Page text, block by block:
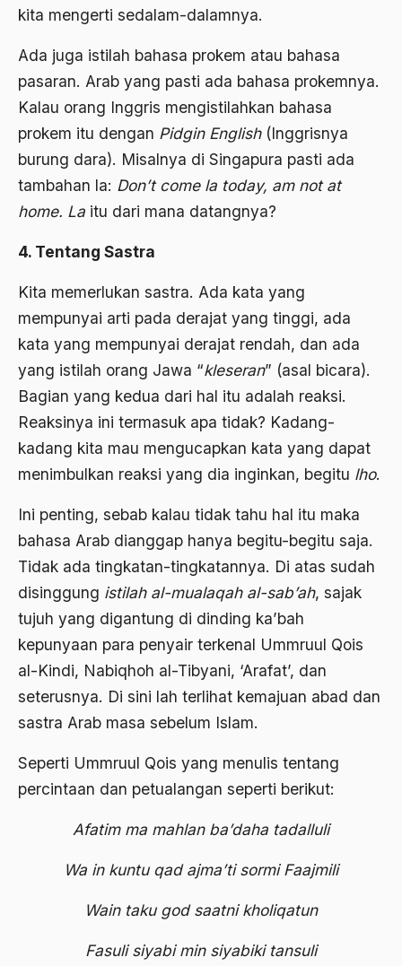
kita mengerti sedalam-dalamnya.
Ada juga istilah bahasa prokem atau bahasa
pasaran. Arab yang pasti ada bahasa prokemnya.
Kalau orang Inggris mengistilahkan bahasa
prokem itu dengan Pidgin English(Inggrisnya
burung dara). Misalnya di Singapura pasti ada
tambahan la: Don’t come la today, am not at
home. La itu dari mana datangnya?
4. Tentang Sastra
Kita memerlukan sastra. Ada kata yang
mempunyai arti pada derajat yang tinggi, ada
kata yang mempunyai derajat rendah, dan ada
yang istilah orang Jawa “kleseran” (asal bicara).
Bagian yang kedua dari hal itu adalah reaksi.
Reaksinya ini termasuk apa tidak? Kadang-
kadang kita mau mengucapkan kata yang dapat
menimbulkan reaksi yang dia inginkan, begitu lho.
Ini penting, sebab kalau tidak tahu hal itu maka
bahasa Arab dianggap hanya begitu-begitu saja.
Tidak ada tingkatan-tingkatannya. Di atas sudah
disinggung istilah al-mualaqah al-sab’ah, sajak
tujuh yang digantung di dinding ka’bah
kepunyaan para penyair terkenal Ummruul Qois
al-Kindi, Nabiqhoh al-Tibyani, ‘Arafat’, dan
seterusnya. Di sini lah terlihat kemajuan abad dan
sastra Arab masa sebelum Islam.
Seperti Ummruul Qois yang menulis tentang
percintaan dan petualangan seperti berikut:
Afatim ma mahlan ba’daha tadalluli
Wa in kuntu qad ajma’ti sormi Faajmili
Wain taku god saatni kholiqatun
Fasuli siyabi min siyabiki tansuli
Bobot Sangkaan
Bom
bom bali
bom borobudur
BPKK
BPR
brawijaya
Brawijaya V
Brazil
Brigjen K
Budak Sosiologis
budaya
Budaya Altenatif
budaya Barat
Budaya baru
budaya daerah
Budaya dan Pendidikan
Budaya Indonesia
budaya jawa
Budaya Kaum Santri
Budaya Keraton
Budaya Lama
Budaya Pesantren
Budaya Politik
Budaya Usaha